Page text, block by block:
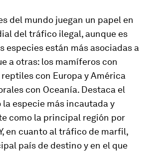
del mundo juegan un papel en
del tráfico ilegal, aunque es
especies están más asociadas a
a otras: los mamíferos con
con Europa y América
con Oceanía. Destaca el
especie más incautada y
como la principal región por
en cuanto al tráfico de marfil,
país de destino y en el que